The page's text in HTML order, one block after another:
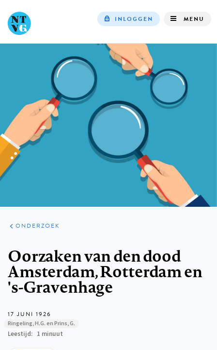
INLOGGEN MENU
ARTIKELEN
ONDERZOEK
ONDERZOEK
Oorzaken van den dood
Amsterdam, Rotterdam en
's-Gravenhage
17 JUNI 1926
Ringeling, H.G. en Prins, G.
Leestijd 1 minuut